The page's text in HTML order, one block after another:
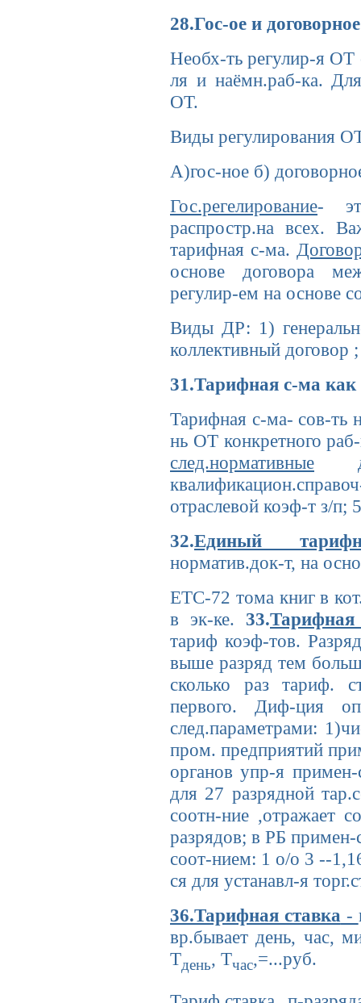
28.Гос-ое и
Необх-ть регулир-я ОТ
ля и наёмн.раб-ка.
ОТ.
Виды регулирования
А)гос-ное б)
Гос.регелирование-
распростр.на всех.
тарифная с-ма.
основе договора
регулир-ем на основе
Виды ДР: 1)
коллективный договор
31.Тарифная с-ма как
Тарифная с-ма- сов-ть
нь ОТ конкретного
след.нормативные
отраслевой коэф-т з/
32.Единый
норматив.док-т, на
ЕТС-72 тома книг в
в эк-ке. 33.Тарифная
тариф коэф-тов.
выше разряд тем
сколько раз тариф.
первого. Диф-ция
след.параметрами:
пром. предприятий
органов упр-я
для 27 разрядной
соотн-ние ,отражает
разрядов; в РБ
соот-нием: 1 о/о 3 --
ся для устанавл-я
36.Тарифная ставка -
вр.бывает день, час,
Тдень, Тчас,=...руб.